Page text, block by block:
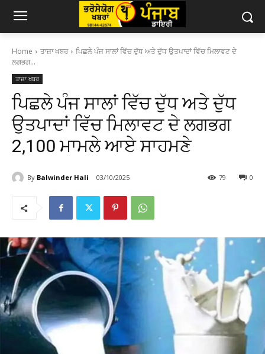
Home ਤਾਜ਼ਾ ਖਬਰ
ਪਿਛਲੇ ਪੰਜ ਸਾਲਾਂ ਵਿੱਚ ਦੁੱਧ ਅਤੇ ਦੁੱਧ ਉਤਪਾਦਾਂ ਵਿੱਚ ਮਿਲਾਵਟ ਦੇ
ਲਗਭਗ...
ਤਾਜ਼ਾ ਖਬਰ
ਪਿਛਲੇ ਪੰਜ ਸਾਲਾਂ ਵਿੱਚ ਦੁੱਧ ਅਤੇ ਦੁੱਧ
ਉਤਪਾਦਾਂ ਵਿੱਚ ਮਿਲਾਵਟ ਦੇ ਲਗਭਗ
2,100 ਮਾਮਲੇ ਆਏ ਸਾਹਮਣੇ
By Balwinder Hali 03/10/2025 0
79